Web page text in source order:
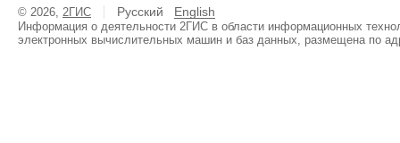
© 2026, 2ГИС Русский English
Информация о деятельности 2ГИС в области информационных
электронных вычислительных машин и баз данных, размещена по